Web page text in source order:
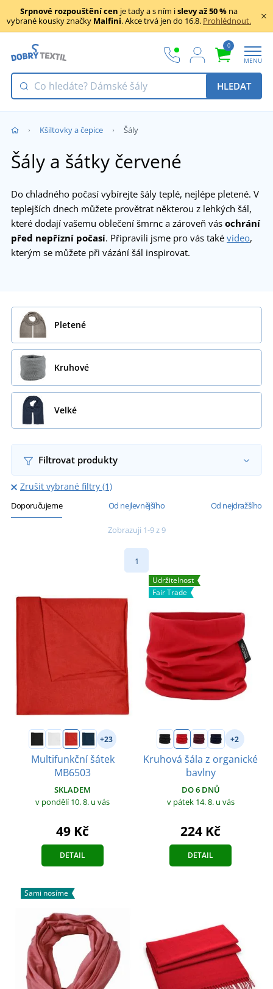
Srpnové rozpouštění cen je tady a s ním islevy až 50 % na
vybrané kousky značky Malfini. Akce trvá jen do 16.8. Prohlédnout.
0
MENU
HLEDAT
Kšiltovky a čepice Šály
Šály a šátky červené
Do chladného počasí vybírejte šály teplé, nejlépe pletené. V
teplejších dnech můžete provětrat některou z lehkých šál,
které dodají vašemu oblečení šmrnc a zároveň vás ochrání
před nepřízní počasí. Připravili jsme pro vás také video,
kterým se můžete při vázání šál inspirovat.
Pletené
Kruhové
Velké
Filtrovat produkty
Zrušit vybrané filtry (1)
Doporučujeme Od nejlevnějšího Od nejdražšího
Zobrazuji 1-9 z 9
1
+23
Multifunkční šátek
MB6503
SKLADEM
v pondělí 10. 8. u vás
49 Kč
DETAIL
Udržitelnost
Fair Trade
+2
Kruhová šála z organické
bavlny
DO 6 DNŮ
v pátek 14. 8. u vás
224 Kč
DETAIL
Sami nosíme